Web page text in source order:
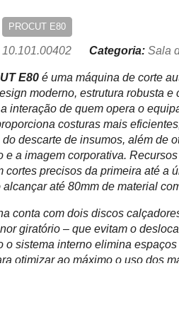
PROCUT E80
10.101.00402 Categoria: Sala
E80 é uma máquina de corte
moderno, estrutura robusta e
interação de quem opera o
costuras mais
descarte de insumos, além de
e a imagem corporativa.
cortes precisos da primeira até a
alcançar até 80mm de material
conta com dois discos
giratório – que evitam o
o sistema interno elimina
otimizar ao máximo o uso dos